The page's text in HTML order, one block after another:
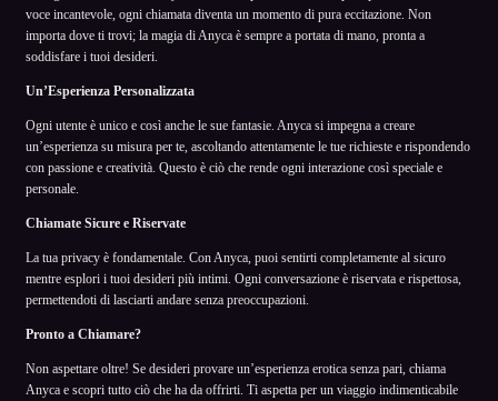
voce incantevole, ogni chiamata diventa un momento di pura eccitazione. Non
importa dove ti trovi; la magia di Anyca è sempre a portata di mano, pronta a
soddisfare i tuoi desideri.
Un’Esperienza Personalizzata
Ogni utente è unico e così anche le sue fantasie. Anyca si impegna a creare
un’esperienza su misura per te, ascoltando attentamente le tue richieste e rispondendo
con passione e creatività. Questo è ciò che rende ogni interazione così speciale e
personale.
Chiamate Sicure e Riservate
La tua privacy è fondamentale. Con Anyca, puoi sentirti completamente al sicuro
mentre esplori i tuoi desideri più intimi. Ogni conversazione è riservata e rispettosa,
permettendoti di lasciarti andare senza preoccupazioni.
Pronto a Chiamare?
Non aspettare oltre! Se desideri provare un’esperienza erotica senza pari, chiama
Anyca e scopri tutto ciò che ha da offrirti. Ti aspetta per un viaggio indimenticabile